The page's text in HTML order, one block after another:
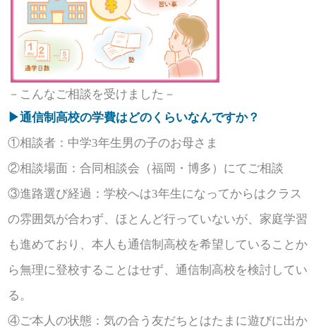
－こんなご相談を受けました－
▶通信制高校の学費はどのくらいなんですか？
①相談者：中学3年生男の子のお母さま
②相談場面：合同相談会（福岡・博多）にてご相談
③進路選び経過：学校へは3年生になってからはクラス
の雰囲気が合わず、ほとんど行っていないが、家庭学習
も進めており、本人も通信制高校を希望していることか
ら無理に登校することはせず、通信制高校を検討してい
る。
④ご本人の状態：気の合う友だちとはたまに遊びに出か